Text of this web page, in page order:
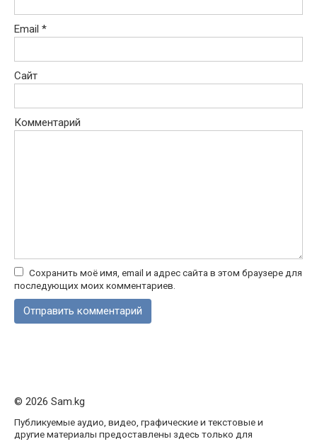
Email *
Сайт
Комментарий
Сохранить моё имя, email и адрес сайта в этом браузере для
последующих моих комментариев.
© 2026 Sam.kg
Публикуемые аудио, видео, графические и текстовые и
другие материалы предоставлены здесь только для